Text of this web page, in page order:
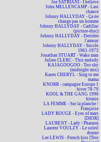
Joe SATRIANI - I believe
John MELLENCAMP - Last
chance
Johnny HALLYDAY - Ça ne
change pas un homme
Johnny HALLYDAY - Cadillac
(picture-disc)
Johnny HALLYDAY - Derrière
l'amour
Johnny HALLYDAY - Succès
1961-1973
Jonathan STUART - Wako man
Julien CLERC - This melody
KAJAGOOGOO - Too shy
(midnight mix)
Karen CHERYL - Sing to me
mama
KNORR - campagne Europe 1
hiver 78-79
KOOL & THE GANG 1990
hitmix
LA FEMME - Sur la planche /
Françoise
LADY ROUGE - Eyes of mars
[DIOR]
LAURENT - Lady / Pharaon
Laurent VOULZY - Le soleil
donne
Lee LEWIS - French kiss [Test